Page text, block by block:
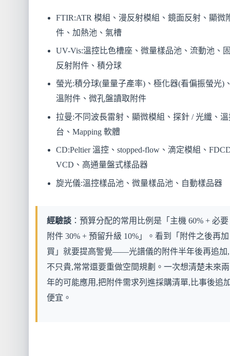
FTIR:ATR 模組、漫反射模組、鏡面反射、顯微
件、加熱池、氣槽
UV-Vis:溫控比色槽座、微量樣品池、流動池、
反射附件、積分球
螢光:積分球(量量子產率)、極化器(看偏振螢光)
溫附件、微孔盤讀取附件
拉曼:不同波長雷射、顯微模組、探針 / 光纖、溫
台、Mapping 軟體
CD:Peltier 溫控、stopped-flow、滴定模組、
VCD、高通量盤式樣品器
旋光儀:溫控樣品池、微量樣品池、自動樣品器
經驗談：預算分配的常用比例是「主機 60% + 必要
附件 30% + 預留升級 10%」。看到「附件之後再加
買」就要提高警覺——光譜儀的附件半年後再追加,
不只貴,常常還要重做空間規劃。一次想清楚未來兩
年的可能應用,把附件需求列進採購清單,比事後追
便宜。